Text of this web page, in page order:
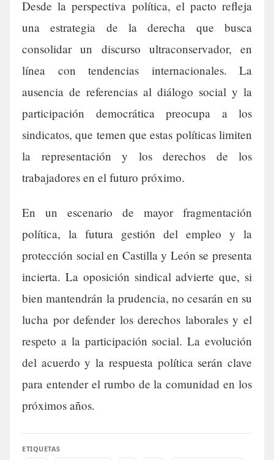
Desde la perspectiva política, el pacto refleja
una estrategia de la derecha que busca
consolidar un discurso ultraconservador, en
línea con tendencias internacionales. La
ausencia de referencias al diálogo social y la
participación democrática preocupa a los
sindicatos, que temen que estas políticas limiten
la representación y los derechos de los
trabajadores en el futuro próximo.
En un escenario de mayor fragmentación
política, la futura gestión del empleo y la
protección social en Castilla y León se presenta
incierta. La oposición sindical advierte que, si
bien mantendrán la prudencia, no cesarán en su
lucha por defender los derechos laborales y el
respeto a la participación social. La evolución
del acuerdo y la respuesta política serán clave
para entender el rumbo de la comunidad en los
próximos años.
ETIQUETAS